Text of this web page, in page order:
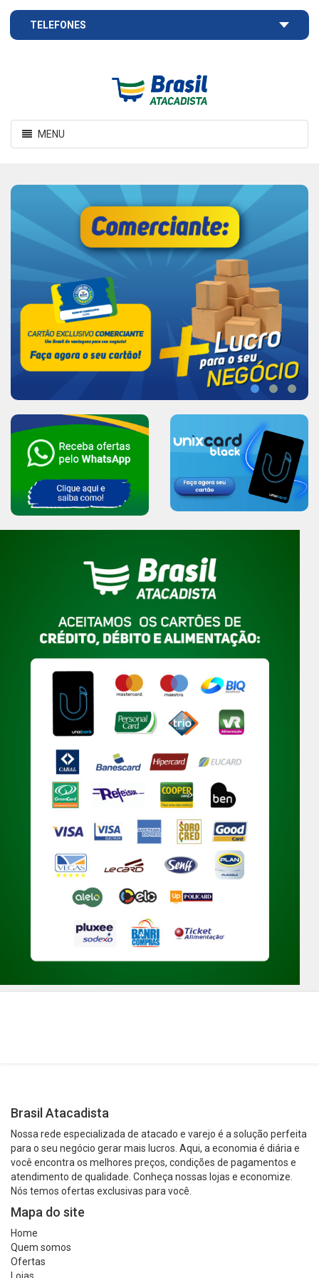
TELEFONES
Atacadista
Toggle
navigation
MENU
Brasil Atacadista
Nossa rede especializada de atacado e varejo é a solução perfeita
para o seu negócio gerar mais lucros. Aqui, a economia é diária e
você encontra os melhores preços, condições de pagamentos e
atendimento de qualidade. Conheça nossas lojas e economize.
Nós temos ofertas exclusivas para você.
Mapa do site
Home
Quem somos
Ofertas